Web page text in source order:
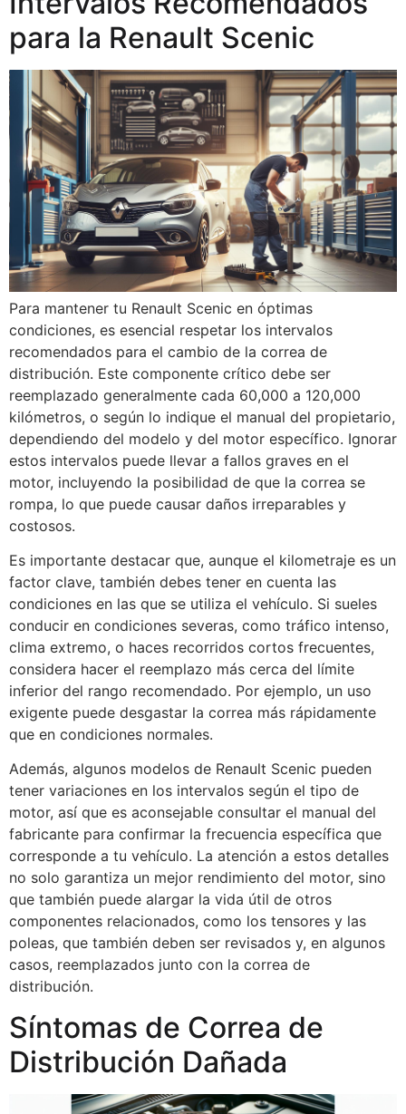
para la Renault Scenic
Para mantener tu Renault Scenic en óptimas
condiciones, es esencial respetar los intervalos
recomendados para el cambio de la correa de
distribución. Este componente crítico debe ser
reemplazado generalmente cada 60,000 a 120,000
kilómetros, o según lo indique el manual del propietario,
dependiendo del modelo y del motor específico. Ignorar
estos intervalos puede llevar a fallos graves en el
motor, incluyendo la posibilidad de que la correa se
rompa, lo que puede causar daños irreparables y
costosos.
Es importante destacar que, aunque el kilometraje es un
factor clave, también debes tener en cuenta las
condiciones en las que se utiliza el vehículo. Si sueles
conducir en condiciones severas, como tráfico intenso,
clima extremo, o haces recorridos cortos frecuentes,
considera hacer el reemplazo más cerca del límite
inferior del rango recomendado. Por ejemplo, un uso
exigente puede desgastar la correa más rápidamente
que en condiciones normales.
Además, algunos modelos de Renault Scenic pueden
tener variaciones en los intervalos según el tipo de
motor, así que es aconsejable consultar el manual del
fabricante para confirmar la frecuencia específica que
corresponde a tu vehículo. La atención a estos detalles
no solo garantiza un mejor rendimiento del motor, sino
que también puede alargar la vida útil de otros
componentes relacionados, como los tensores y las
poleas, que también deben ser revisados y, en algunos
casos, reemplazados junto con la correa de
distribución.
Síntomas de Correa de
Distribución Dañada